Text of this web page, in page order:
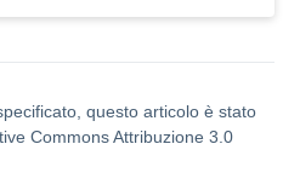
questo articolo è stato
Commons Attribuzione 3.0